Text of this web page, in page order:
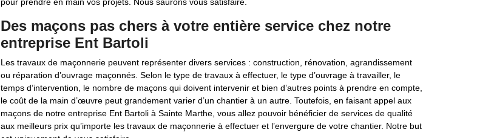
Des maçons pas chers à votre entière service chez notre
entreprise Ent Bartoli
Les travaux de maçonnerie peuvent représenter divers services : construction, rénovation, agrandissement
ou réparation d’ouvrage maçonnés. Selon le type de travaux à effectuer, le type d’ouvrage à travailler, le
temps d’intervention, le nombre de maçons qui doivent intervenir et bien d’autres points à prendre en compte,
le coût de la main d’œuvre peut grandement varier d’un chantier à un autre. Toutefois, en faisant appel aux
maçons de notre entreprise Ent Bartoli à Sainte Marthe, vous allez pouvoir bénéficier de services de qualité
aux meilleurs prix qu’importe les travaux de maçonnerie à effectuer et l’envergure de votre chantier. Notre but